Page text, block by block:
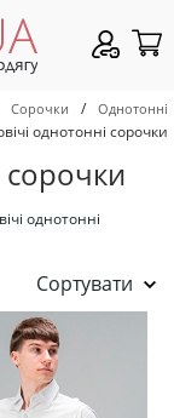
Сорочки / Однотонні
однотонні сорочки
сорочки
однотонні
Сортувати